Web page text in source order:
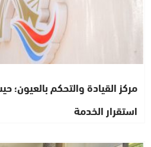
مركز القيادة والتحكم بالعيون؛
استقرار الخدمة